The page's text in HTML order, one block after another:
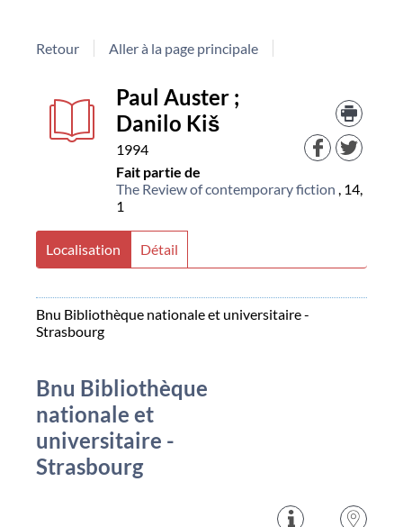
Retour Aller à la page principale
Détail
document
Paul Auster ;
Danilo Kiš
1994
Fait partie de
The Review of contemporary fiction , 14,
1
Localisation Détail
Bnu Bibliothèque nationale et universitaire -
Strasbourg
Bnu Bibliothèque
nationale et
universitaire -
Strasbourg